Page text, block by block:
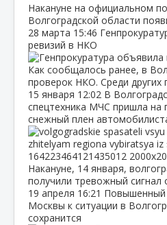
Накануне на официальном
Волгоградской области
28 марта 15:46
ревизий в НКО
Как сообщалось ранее, в
проверок НКО. Среди других
15 января 12:02 В
спецтехника МЧС пришла
снежный плен
Накануне, 14 января,
получили тревожный сигнал
19 апреля 16:21 Повышенный
Москвы к ситуации в
сохранится